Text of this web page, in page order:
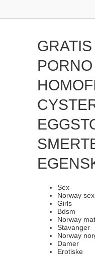
Sex
Norway
Girls
Bdsm
Norway
Stavanger
Norway
Damer
Erotiske